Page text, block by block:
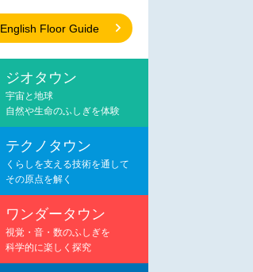
English Floor Guide
ジオタウン
宇宙と地球
自然や生命のふしぎを体験
テクノタウン
くらしを支える技術を通して
その原点を解く
ワンダータウン
視覚・音・数のふしぎを
科学的に楽しく探究